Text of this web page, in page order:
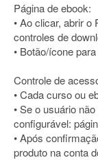
Página de ebook:
• Ao clicar, abrir
controles de
• Botão/ícone
Controle de
• Cada curso ou
• Se o usuário
configurável:
• Após
produto na conta